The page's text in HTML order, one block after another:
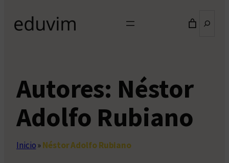
Autores: Néstor
Adolfo Rubiano
Inicio»Néstor Adolfo Rubiano